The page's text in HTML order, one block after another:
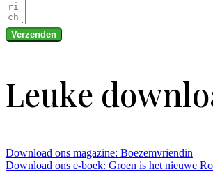
Verzenden
Leuke
Download ons magazine: Boezemvriendin
Download ons e-boek: Groen is het nieuwe